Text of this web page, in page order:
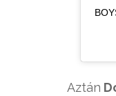
Aztán